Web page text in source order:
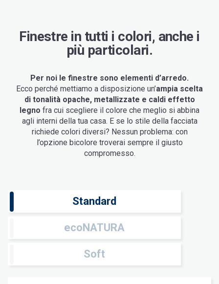
Finestre in tutti i colori, anche i
più particolari.
Per noi le finestre sono elementi d’arredo.
Ecco perché mettiamo a disposizione un’ampia scelta
di tonalità opache, metallizzate e caldi effetto
legno fra cui scegliere il colore che meglio si abbina
agli interni della tua casa. E se lo stile della facciata
richiede colori diversi? Nessun problema: con
l’opzione bicolore troverai sempre il giusto
compromesso.
Standard
ecoNATURA
Soft